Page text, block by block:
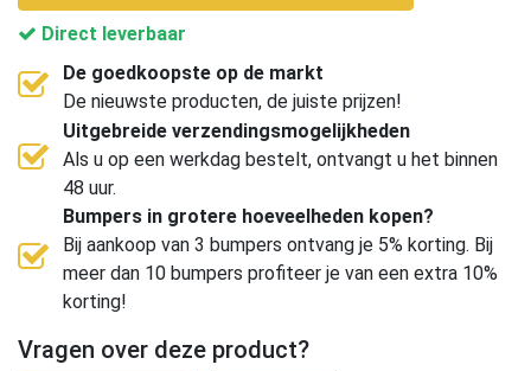
Direct leverbaar
De goedkoopste op de markt
De nieuwste producten, de juiste prijzen!
Uitgebreide verzendingsmogelijkheden
Als u op een werkdag bestelt, ontvangt u het binnen
48 uur.
Bumpers in grotere hoeveelheden kopen?
Bij aankoop van 3 bumpers ontvang je 5% korting. Bij
meer dan 10 bumpers profiteer je van een extra 10%
korting!
Vragen over deze product?